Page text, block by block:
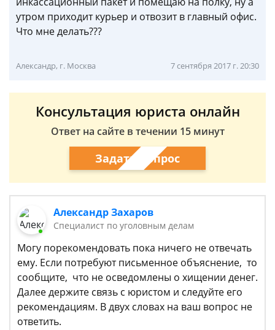
утром приходит курьер и отвозит в главный офис.
Что мне делать???
Александр, г. Москва 7 сентября 2017 г. 20:30
Консультация юриста онлайн
Ответ на сайте в течении 15 минут
Задать вопрос
Александр Захаров
Специалист по уголовным делам
Могу порекомендовать пока ничего не отвечать
ему. Если потребуют письменное объяснение, то
сообщите, что не осведомлены о хищении денег.
Далее держите связь с юристом и следуйте его
рекомендациям. В двух словах на ваш вопрос не
ответить.